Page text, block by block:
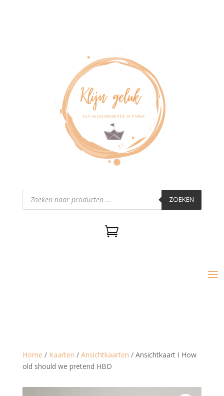
Producten
zoeken ZOEKEN

Home / Kaarten / Ansichtkaarten / Ansichtkaart I How
old should we pretend HBD